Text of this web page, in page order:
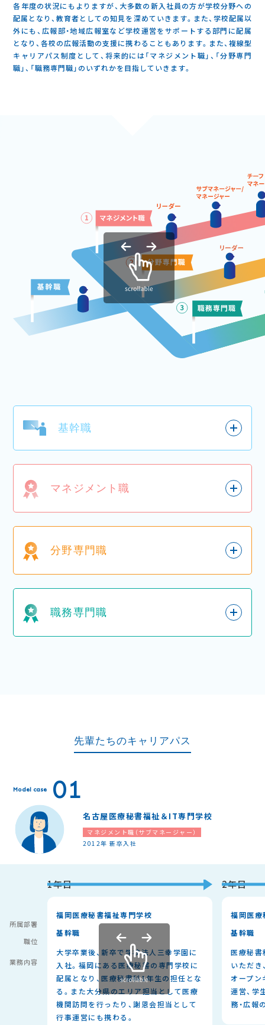
各年度の状況にもよりますが、大多数の新入社員の方が学校分野への
配属となり、教育者としての知見を深めていきます。また、学校配属以
外にも、広報部・地域広報室など学校運営をサポートする部門に配属
となり、各校の広報活動の支援に携わることもあります。また、複線型
キャリアパス制度として、将来的には「マネジメント職」、「分野専門
職」、「職務専門職」のいずれかを目指していきます。
基幹職
マネジメント職
分野専門職
職務専門職
先輩たちのキャリアパス
Model case 01
名古屋医療秘書福祉＆IT専門学校
マネジメント職（サブマネージャー）
2012年 新卒入社
所属部署
職位
業務内容
1年目
福岡医療秘書福祉専門学校
基幹職
大学卒業後、新卒で学校法人三幸学園に
入社。福岡にある医療秘書の専門学校に
配属となり、医療秘書科1年生の担任とな
る。また大分県のエリア担当として医療
機関訪問を行ったり、謝恩会担当として
行事運営にも携わる。
2年目
福岡医
基幹職
医療秘書
いただき
オープン
運営、学
務・広報